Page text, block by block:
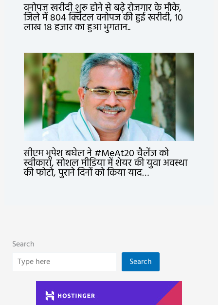
वनोपज खरीदी शुरू होने से बढ़े रोजगार के मौके,
जिले में 804 क्विंटल वनोपज की हुई खरीदी, 10
लाख 18 हजार का हुआ भुगतान..
सीएम भूपेश बघेल ने #MeAt20 चैलेंज को
स्वीकारा, सोशल मीडिया में शेयर की युवा अवस्था
की फोटो, पुराने दिनों को किया याद…
Search
Search